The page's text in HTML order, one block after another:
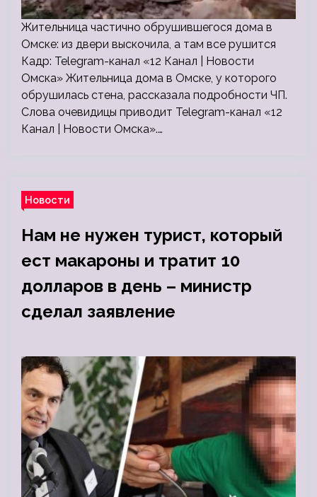
Жительница частично обрушившегося дома в
Омске: из двери выскочила, а там все рушится
Кадр: Telegram-канал «12 Канал | Новости
Омска» Жительница дома в Омске, у которого
обрушилась стена, рассказала подробности ЧП.
Слова очевидицы приводит Telegram-канал «12
Канал | Новости Омска».…
Новости
Нам не нужен турист, который
ест макароны и тратит 10
долларов в день – министр
сделал заявление